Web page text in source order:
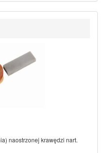
naostrzonej krawędzi nart.